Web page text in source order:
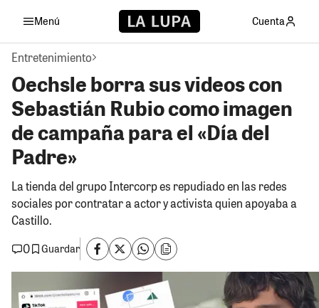
Menú Cuenta
Entretenimiento
Oechsle borra sus videos con
Sebastián Rubio como imagen
de campaña para el «Día del
Padre»
La tienda del grupo Intercorp es repudiado en las redes
sociales por contratar a actor y activista quien apoyaba a
Castillo.
0
Guardar